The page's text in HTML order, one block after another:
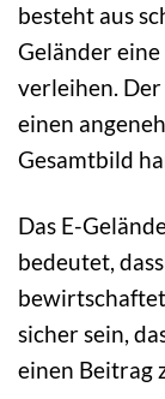
besteht aus
Geländer
verleihen. Der
einen
Gesamtbild
Das E-
bedeutet,
sicher sein,
einen Beitrag